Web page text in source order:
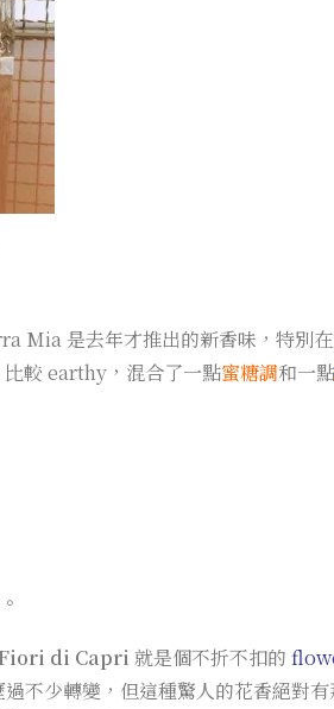
Mia 是去年才推出的新香味，特別
比較 earthy，混合了一點蜜糖調和一點
di Capri 就是個不折不扣的
不少轉變，但這種驚人的花香絕對